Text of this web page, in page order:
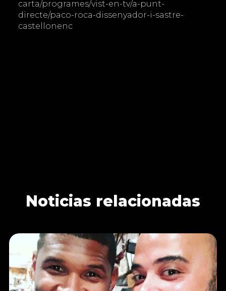
carta/programes/vist-en-tv/a-punt-
directe/paco-roca-dissenyador-i-sastre-
castellonenc
Noticias relacionadas